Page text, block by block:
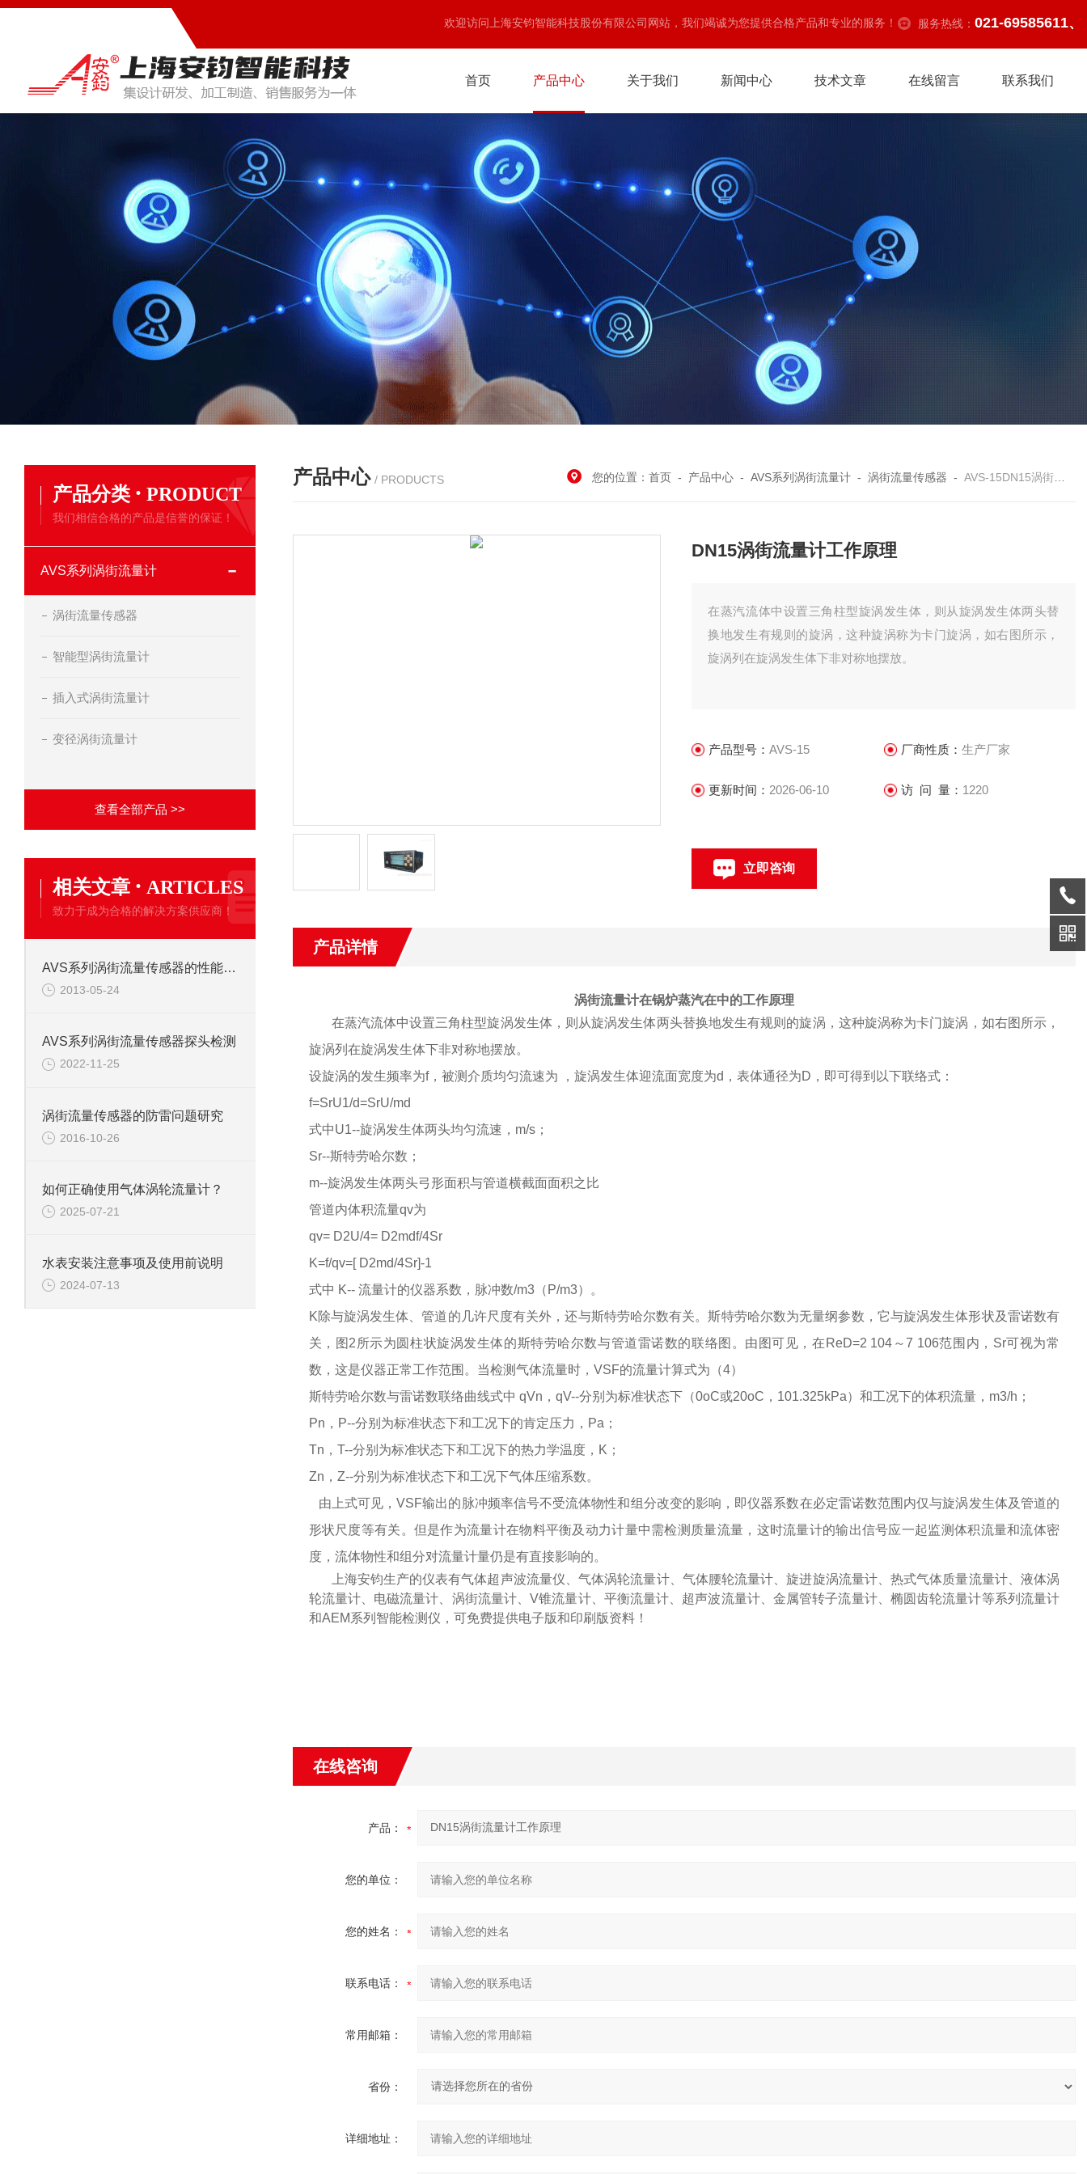
欢迎访问上海安钧智能科技股份有限公司网站，我们竭诚为您提供合格产品和专业的服务！ 服务热线： 021-69585611、
首页 产品中心 关于我们 新闻中心 技术文章 在线留言 联系我们
产品分类 · PRODUCT
我们相信合格的产品是信誉的保证！
AVS系列涡街流量计
涡街流量传感器
智能型涡街流量计
插入式涡街流量计
变径涡街流量计
查看全部产品 >>
相关文章 · ARTICLES
致力于成为合格的解决方案供应商！
AVS系列涡街流量传感器的性能特点
2013-05-24
AVS系列涡街流量传感器探头检测
2022-11-25
涡街流量传感器的防雷问题研究
2016-10-26
如何正确使用气体涡轮流量计？
2025-07-21
水表安装注意事项及使用前说明
2024-07-13
产品中心 / PRODUCTS 您的位置：首页 - 产品中心 -AVS系列涡街流量计 -涡街流量传感器 -AVS-15DN15涡街流量计工作原理
DN15涡街流量计工作原理
在蒸汽流体中设置三角柱型旋涡发生体，则从旋涡发生体两头替
换地发生有规则的旋涡，这种旋涡称为卡门旋涡，如右图所示，
旋涡列在旋涡发生体下非对称地摆放。
产品型号：AVS-15 厂商性质： 生产厂家
更新时间： 2026-06-10 访 问 量： 1220
立即咨询
产品详情
涡街流量计在锅炉蒸汽在中的工作原理
在蒸汽流体中设置三角柱型旋涡发生体，则从旋涡发生体两头替换地发生有规则的旋涡，这种旋涡称为卡门旋涡，如右图所示，
旋涡列在旋涡发生体下非对称地摆放。
设旋涡的发生频率为f，被测介质均匀流速为 ，旋涡发生体迎流面宽度为d，表体通径为D，即可得到以下联络式：
f=SrU1/d=SrU/md
式中U1--旋涡发生体两头均匀流速，m/s；
Sr--斯特劳哈尔数；
m--旋涡发生体两头弓形面积与管道横截面面积之比
管道内体积流量qv为
qv= D2U/4= D2mdf/4Sr
K=f/qv=[ D2md/4Sr]-1
式中 K-- 流量计的仪器系数，脉冲数/m3（P/m3）。
K除与旋涡发生体、管道的几许尺度有关外，还与斯特劳哈尔数有关。斯特劳哈尔数为无量纲参数，它与旋涡发生体形状及雷诺数有
关，图2所示为圆柱状旋涡发生体的斯特劳哈尔数与管道雷诺数的联络图。由图可见，在ReD=2 104～7 106范围内，Sr可视为常
数，这是仪器正常工作范围。当检测气体流量时，VSF的流量计算式为（4）
斯特劳哈尔数与雷诺数联络曲线式中 qVn，qV--分别为标准状态下（0oC或20oC，101.325kPa）和工况下的体积流量，m3/h；
Pn，P--分别为标准状态下和工况下的肯定压力，Pa；
Tn，T--分别为标准状态下和工况下的热力学温度，K；
Zn，Z--分别为标准状态下和工况下气体压缩系数。
由上式可见，VSF输出的脉冲频率信号不受流体物性和组分改变的影响，即仪器系数在必定雷诺数范围内仅与旋涡发生体及管道的
形状尺度等有关。但是作为流量计在物料平衡及动力计量中需检测质量流量，这时流量计的输出信号应一起监测体积流量和流体密
度，流体物性和组分对流量计量仍是有直接影响的。
上海安钧生产的仪表有气体超声波流量仪、气体涡轮流量计、气体腰轮流量计、旋进旋涡流量计、热式气体质量流量计、液体涡
轮流量计、电磁流量计、涡街流量计、V锥流量计、平衡流量计、超声波流量计、金属管转子流量计、椭圆齿轮流量计等系列流量计
和AEM系列智能检测仪 ，可免费提供电子版和印刷版资料！
在线咨询
产品：
您的单位：
您的姓名：
联系电话：
常用邮箱：
省份：
详细地址：